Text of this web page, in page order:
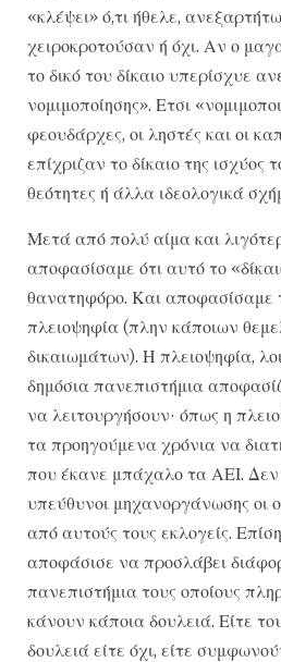
«κλέψει» ό,τι ήθελε,
χειροκροτούσαν ή όχι. Αν ο
το δικό του δίκαιο υπερίσχυε
νομιμοποίησης». Ετσι
φεουδάρχες, οι ληστές και οι
επίχριζαν το δίκαιο της ισχύος
θεότητες ή άλλα ιδεολογικά
Μετά από πολύ αίμα και
αποφασίσαμε ότι αυτό το
θανατηφόρο. Και αποφασίσαμε
πλειοψηφία (πλην κάποιων
δικαιωμάτων). Η πλειοψηφία,
δημόσια πανεπιστήμια
να λειτουργήσουν· όπως η
τα προηγούμενα χρόνια να
που έκανε μπάχαλο τα ΑΕΙ. Δεν
υπεύθυνοι μηχανοργάνωσης οι
από αυτούς τους εκλογείς.
αποφάσισε να προσλάβει
πανεπιστήμια τους οποίους
κάνουν κάποια δουλειά. Είτε
δουλειά είτε όχι, είτε